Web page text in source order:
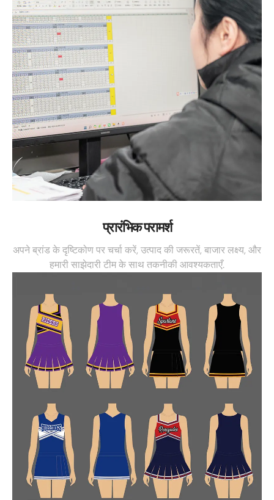
प्रारंभिक परामर्श
अपने ब्रांड के दृष्टिकोण पर चर्चा करें, उत्पाद की जरूरतें, बाजार लक्ष्य, और
हमारी साझेदारी टीम के साथ तकनीकी आवश्यकताएँ.